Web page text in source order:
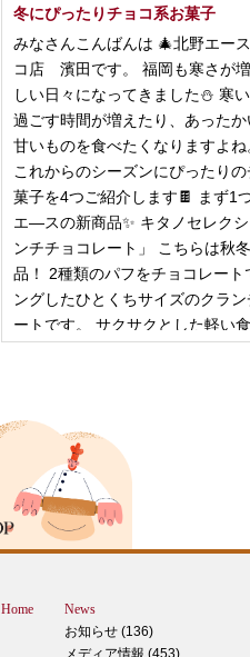
冬にぴったりチョコ系お菓子
みなさんこんばんは 🎄北野エー
コ店 濱田です。 福岡も寒さが
しい日々になってきました⛄️ 寒
過ごす時間が増えたり、あった
甘いものを食べたくなりますよね
これからのシーズンにぴったり
菓子を4つご紹介します🍫 まず1
エ―スの新商品✨ キタノセレク
ンチチョコレート」 こちらは秋
品！ 2種類のパフをチョコレート
ングしたひとくちサイズのクラ
ートです。 サクサクとした軽い
ピザ立ちぬ
ブログをご覧の皆様、こんにちは
スMOMOテラス店の大西です。
すが、これは何だと思いますか？
12月に活躍するあの食べ物です！
す。 それでは正解発表です。リ
ドオープン！！ なんと四角いピ
Home
News
お知らせ (136)
メディア情報 (453)